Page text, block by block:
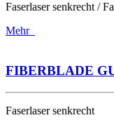
Faserlaser senkrecht /
Mehr
FIBERBLADE
Faserlaser senkrecht